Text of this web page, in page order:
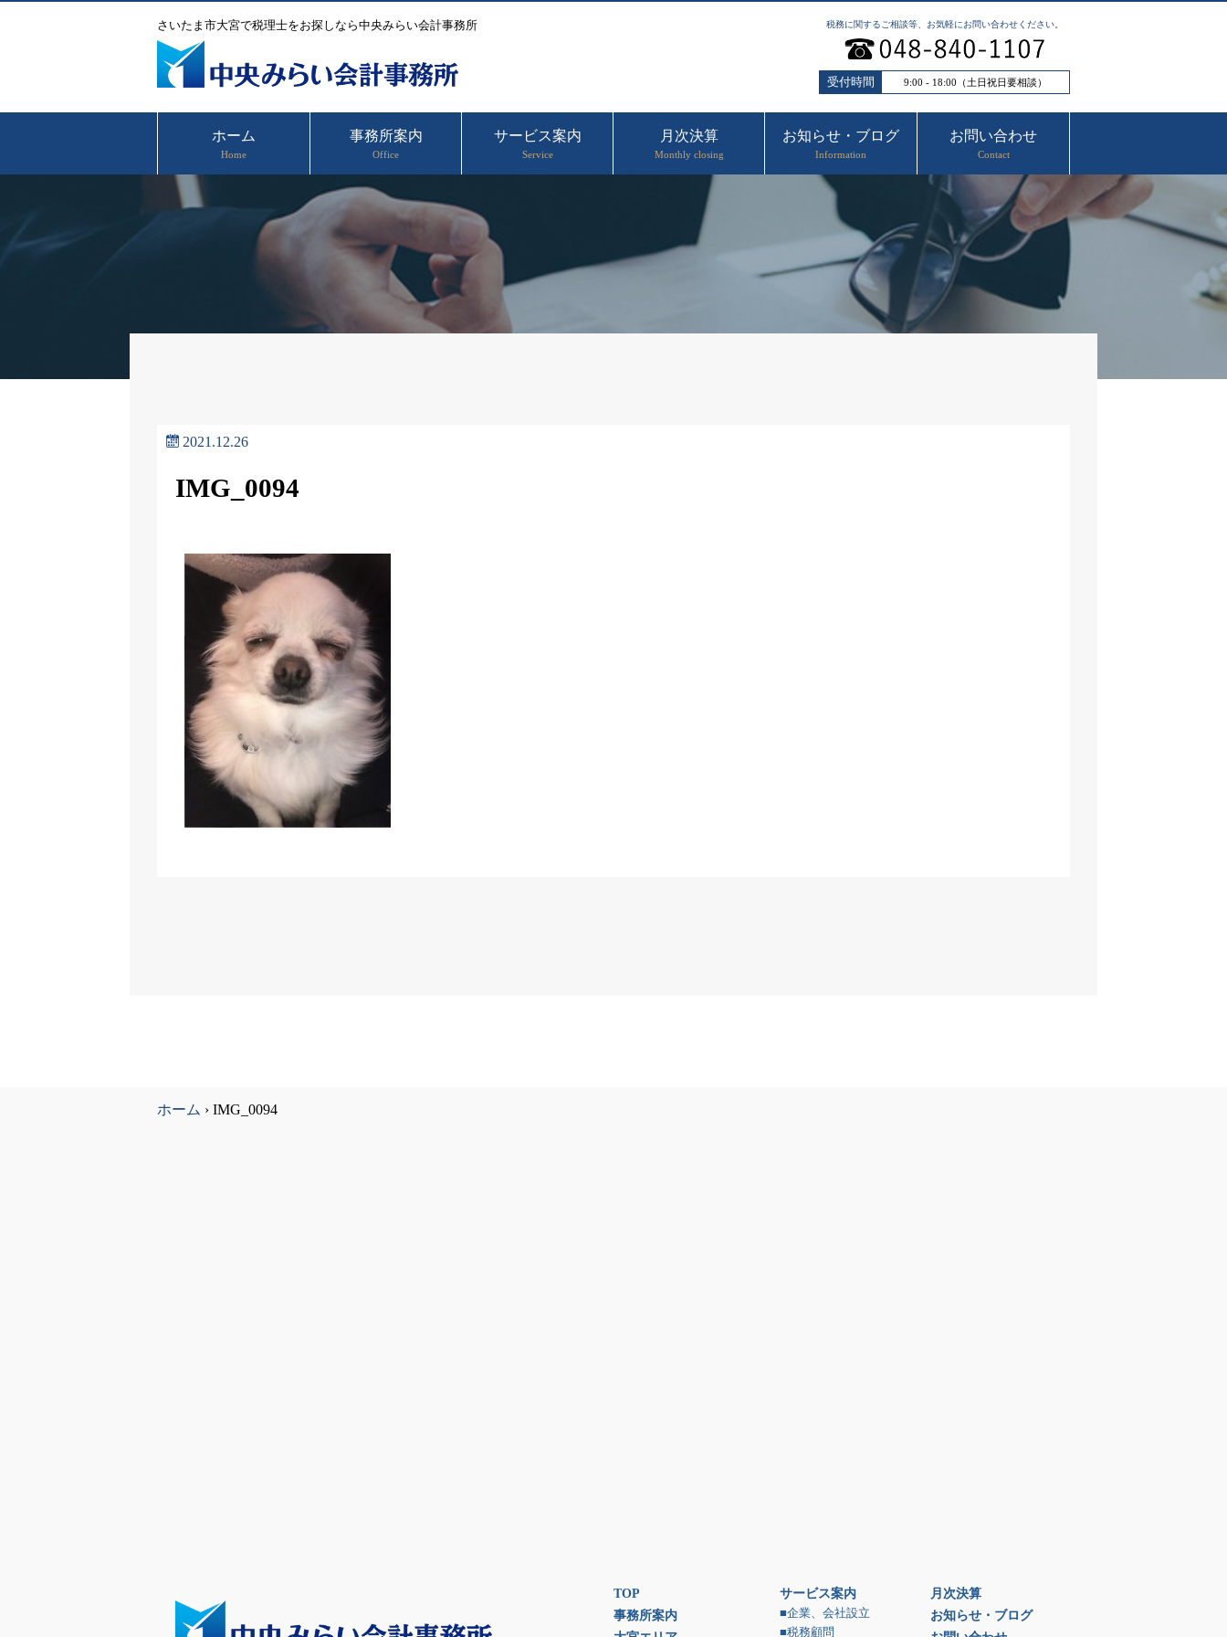
さいたま市大宮で税理士をお探しなら中央みらい会計事務所 税務に関するご相談等、お気軽にお問い合わせください。
受付時間 9:00 - 18:00（土日祝日要相談）
ホーム
Home
事務所案内
Office
サービス案内
Service
月次決算
Monthly closing
お知らせ・ブログ
Information
お問い合わせ
Contact
2021.12.26
IMG_0094
ホーム › IMG_0094
TOP
事務所案内
サービス案内
■企業、会社設立
■税務顧問
月次決算
お知らせ・ブログ